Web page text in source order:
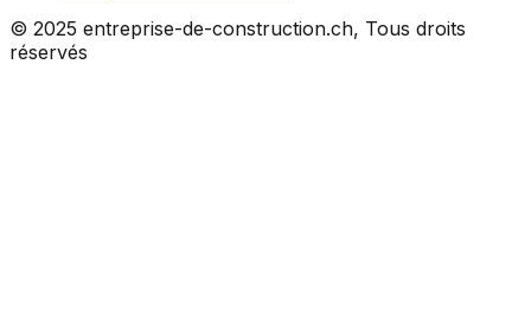
© 2025 entreprise-de-construction.ch, Tous droits
réservés